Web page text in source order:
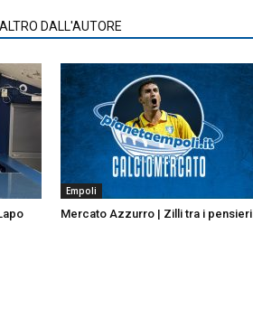
ALTRO DALL'AUTORE
Empoli
Mercato Azzurro | Zilli tra i pensieri